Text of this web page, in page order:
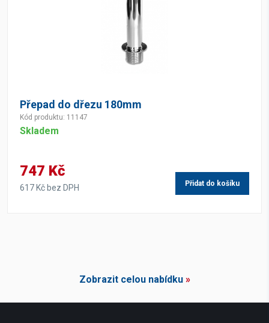
Přepad do dřezu 180mm
Kód produktu: 11147
Skladem
747 Kč
617 Kč bez DPH Přidat do košíku
Zobrazit celou nabídku»